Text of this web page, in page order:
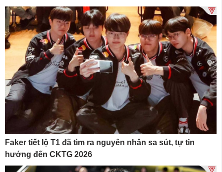
Faker tiết lộ T1 đã tìm ra nguyên nhân sa sút, tự tin
hướng đến CKTG 2026